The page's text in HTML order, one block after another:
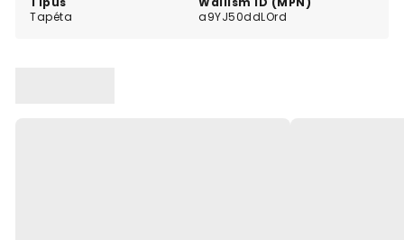
Tapéta
a9YJ50ddLOrd